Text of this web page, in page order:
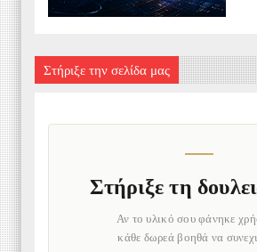
Στήριξε την σελίδα μας
Στήριξε τη
Αν το υλικό σου φάνηκε
κάθε δωρεά βοηθά να